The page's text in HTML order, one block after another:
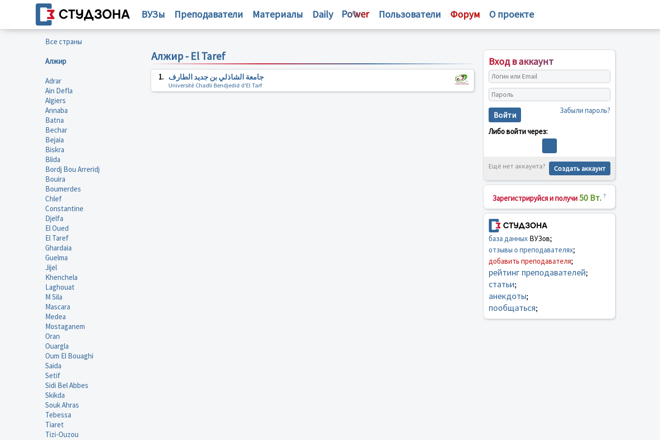
ВУЗы Преподаватели Материалы Daily Пользователи Форум О проекте
Все страны
Алжир
Adrar
Ain Defla
Algiers
Annaba
Batna
Bechar
Bejaia
Biskra
Blida
Bordj Bou Arreridj
Bouira
Boumerdes
Chlef
Constantine
Djelfa
El Oued
El Taref
Ghardaia
Guelma
Jijel
Khenchela
Laghouat
M Sila
Mascara
Medea
Mostaganem
Oran
Ouargla
Oum El Bouaghi
Saida
Setif
Sidi Bel Abbes
Skikda
Souk Ahras
Tebessa
Tiaret
Tizi-Ouzou
Алжир - El Taref
1. جامعة الشاذلي بن جديد الطارف
Université Chadli Bendjedid d'El Tarf
Вход в аккаунт
Войти Забыли пароль?
Либо войти через:
Ещё нет аккаунта? Создать аккаунт
Зарегистрируйся и получи 50 Вт. ?
база данныхВУЗов;
отзывы о преподавателях;
добавить преподавателя;
рейтинг преподавателей;
статьи;
анекдоты;
пообщаться;